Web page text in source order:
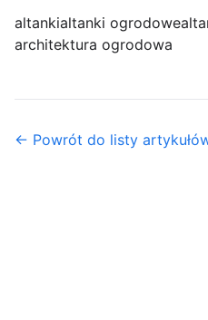
altankialtanki ogrodowe
architektura ogrodowa
← Powrót do listy